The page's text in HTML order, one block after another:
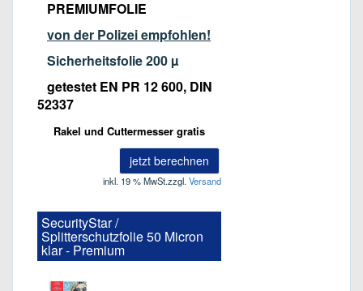
PREMIUMFOLIE
von der Polizei empfohlen!
Sicherheitsfolie 200 µ
getestet EN PR 12 600, DIN
52337
Rakel und Cuttermesser gratis
jetzt berechnen
inkl. 19 % MwSt.zzgl.Versand
SecurityStar /
Splitterschutzfolie 50 Micron
klar - Premium